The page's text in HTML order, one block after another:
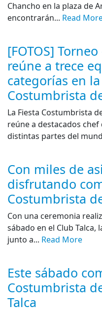
Chancho en la plaza de
encontrarán... Read
[FOTOS]
reúne a trece
categorías en
Costumbrista
La Fiesta Costumbrista
reúne a destacados
distintas partes del
Con miles de
disfrutando
Costumbrista
Con una ceremonia
sábado en el Club Talca,
junto a... Read More
Este sábado
Costumbrista
Talca